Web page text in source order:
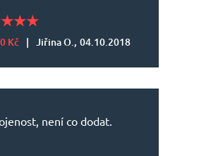
Kč | Jiřina O., 04.10.2018
není co dodat.